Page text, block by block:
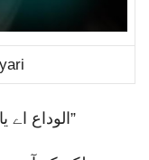
الوداع”